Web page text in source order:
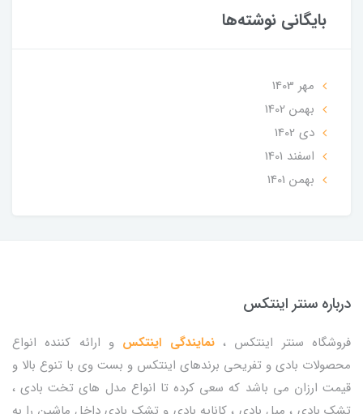
بایگانی نوشته‌ها
مهر 1403
بهمن 1402
دی 1402
اسفند 1401
بهمن 1401
درباره سنتر اینتکس
فروشگاه سنتر اینتکس ،نمایندگی اینتکس و ارائه کننده انواع
محصولات بادی و تفریحی برندهای اینتکس و بست وی با تنوع بالا و
قیمت ارزان می باشد که سعی کرده تا انواع مدل های تخت بادی ،